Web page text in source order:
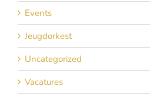
Events
Jeugdorkest
Uncategorized
Vacatures